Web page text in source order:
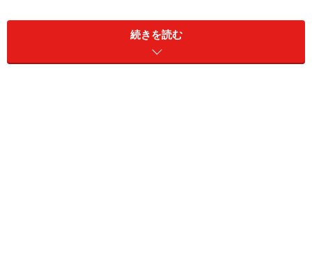
後悔を口にするのは、山田誠さん（仮名・36歳）。覚醒
剤使用の罪で2度逮捕され、職を失い、家族との間に亀
裂ができ、生活の全てが壊れたと話します。ごく普通の
続きを読む